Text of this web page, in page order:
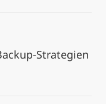
Strategien